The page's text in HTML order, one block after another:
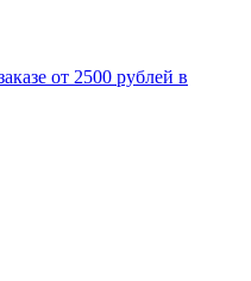
от 2500 рублей в